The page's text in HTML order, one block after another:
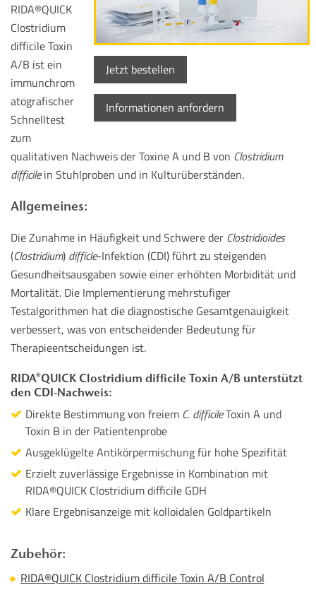
Jetzt bestellen
Informationen anfordern
RIDA®QUICK
Clostridium
difficile Toxin
A/B ist ein
immunchrom
atografischer
Schnelltest
zum
qualitativen Nachweis der Toxine A und B von Clostridium
difficilein Stuhlproben und in Kulturüberständen.
Allgemeines:
Die Zunahme in Häufigkeit und Schwere der Clostridioides
(Clostridium) difficle-Infektion (CDI) führt zu steigenden
Gesundheitsausgaben sowie einer erhöhten Morbidität und
Mortalität. Die Implementierung mehrstufiger
Testalgorithmen hat die diagnostische Gesamtgenauigkeit
verbessert, was von entscheidender Bedeutung für
Therapieentscheidungen ist.
RIDA®QUICK Clostridium difficile Toxin A/B unterstützt
den CDI-Nachweis:
Direkte Bestimmung von freiem C. difficileToxin A und
Toxin B in der Patientenprobe
Ausgeklügelte Antikörpermischung für hohe Spezifität
Erzielt zuverlässige Ergebnisse in Kombination mit
RIDA®QUICK Clostridium difficile GDH
Klare Ergebnisanzeige mit kolloidalen Goldpartikeln
Zubehör:
RIDA®QUICK Clostridium difficile Toxin A/B Control